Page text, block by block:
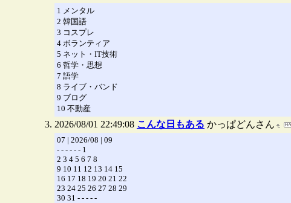
1 メンタル
2 韓国語
3 コスプレ
4 ボランティア
5 ネット・IT技術
6 哲学・思想
7 語学
8 ライブ・バンド
9 ブログ
10 不動産
2026/08/01 22:49:08 こんな日もある かっぱどんさん
07 | 2026/08 | 09
- - - - - - 1
2 3 4 5 6 7 8
9 10 11 12 13 14 15
16 17 18 19 20 21 22
23 24 25 26 27 28 29
30 31 - - - - -